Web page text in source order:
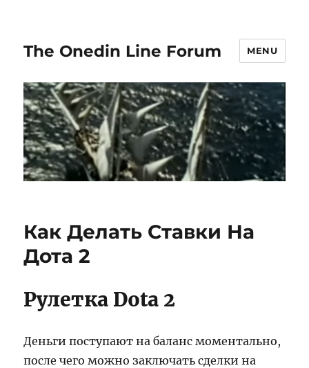
The Onedin Line Forum MENU
Как Делать Ставки На
Дота 2
Рулетка Dota 2
Деньги поступают на баланс моментально,
после чего можно заключать сделки на